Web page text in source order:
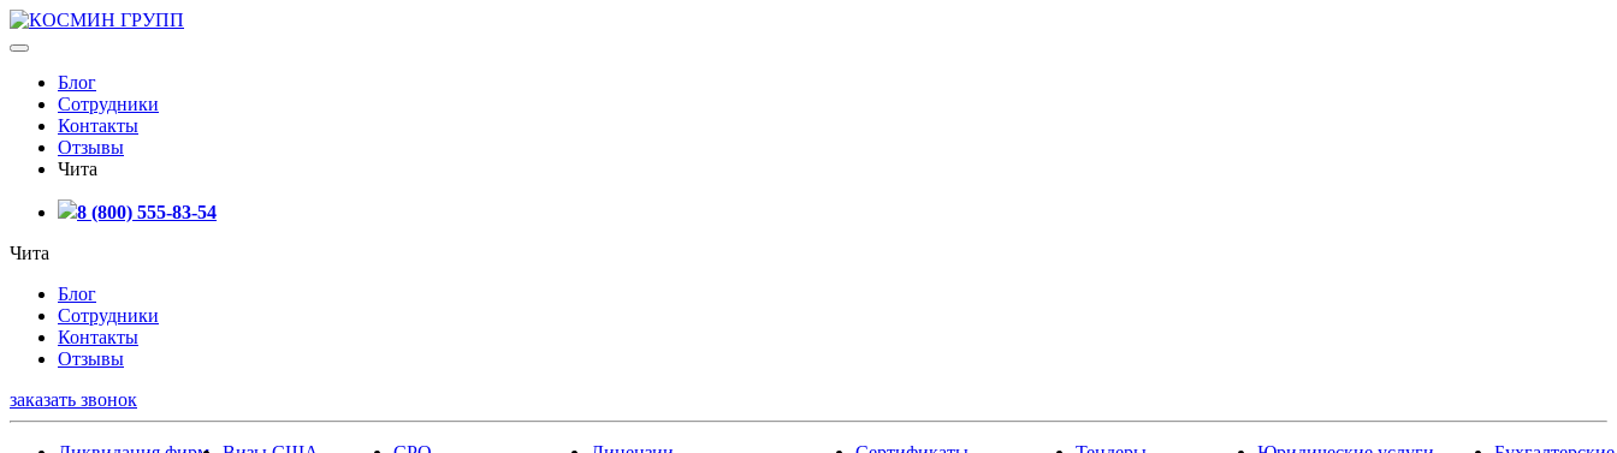
Блог
Сотрудники
Контакты
Отзывы
Чита
8 (800) 555-83-54
Чита
Блог
Сотрудники
Контакты
Отзывы
заказать звонок